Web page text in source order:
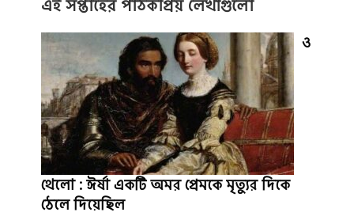
এই সপ্তাহের পাঠকপ্রিয় লেখাগুলো
ও
থেলো : ঈর্ষা একটি অমর প্রেমকে মৃত্যুর দিকে
ঠেলে দিয়েছিল